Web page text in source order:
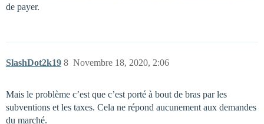
de payer.
SlashDot2k19 Novembre 18, 2020, 2:06
8
Mais le problème c’est que c’est porté à bout de bras par les
subventions et les taxes. Cela ne répond aucunement aux demandes
du marché.